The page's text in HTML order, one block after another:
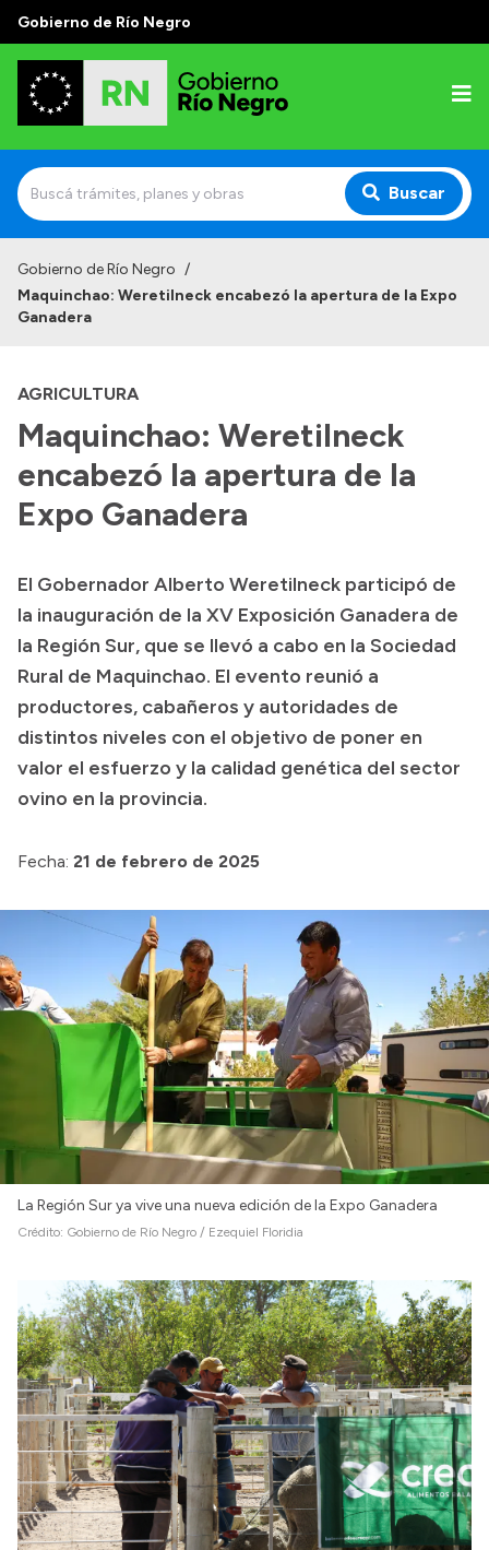
Gobierno de Río Negro
Buscar
Autoridades
Autoridades y Organismos
Discursos en la Legislatura
Casa de Gobierno
Acerca de Río Negro
Geografía
Invertí en Río Negro
Transparencia
Compras y licitaciones
Consulta de pago a proveedores
Convocatorias
Intranet
Login
Gobierno de Río Negro /
Maquinchao: Weretilneck encabezó la apertura de la Expo
Ganadera
AGRICULTURA
Maquinchao: Weretilneck
encabezó la apertura de la
Expo Ganadera
El Gobernador Alberto Weretilneck participó de
la inauguración de la XV Exposición Ganadera de
la Región Sur, que se llevó a cabo en la Sociedad
Rural de Maquinchao. El evento reunió a
productores, cabañeros y autoridades de
distintos niveles con el objetivo de poner en
valor el esfuerzo y la calidad genética del sector
ovino en la provincia.
Fecha: 21 de febrero de 2025
La Región Sur ya vive una nueva edición de la Expo Ganadera
Crédito: Gobierno de Río Negro / Ezequiel Floridia